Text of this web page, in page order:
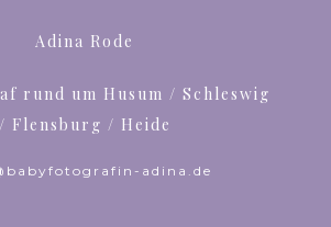
Adina Rode
rund um Husum / Schleswig
/ Flensburg / Heide
adina.de